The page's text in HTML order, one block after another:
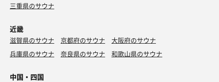
三重県のサウナ
近畿
滋賀県のサウナ 京都府のサウナ
大阪府のサウナ
兵庫県のサウナ
奈良県のサウナ 和歌山県のサウナ
中国・四国